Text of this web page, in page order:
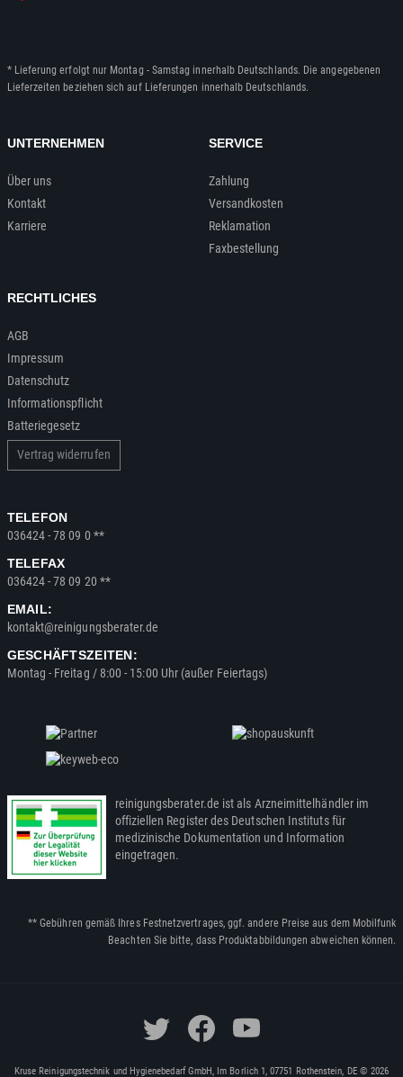
* Lieferung erfolgt nur Montag - Samstag innerhalb Deutschlands. Die angegebenen
Lieferzeiten beziehen sich auf Lieferungen innerhalb Deutschlands.
UNTERNEHMEN
Über uns
Kontakt
Karriere
SERVICE
Zahlung
Versandkosten
Reklamation
Faxbestellung
RECHTLICHES
AGB
Impressum
Datenschutz
Informationspflicht
Batteriegesetz
Vertrag widerrufen
TELEFON
036424 - 78 09 0 **
TELEFAX
036424 - 78 09 20 **
EMAIL:
kontakt@reinigungsberater.de
GESCHÄFTSZEITEN:
Montag - Freitag / 8:00 - 15:00 Uhr (außer Feiertags)
reinigungsberater.de ist als Arzneimittelhändler im
offiziellen Register des Deutschen Instituts für
medizinische Dokumentation und Information
eingetragen.
** Gebühren gemäß Ihres Festnetzvertrages, ggf. andere Preise aus dem Mobilfunk
Beachten Sie bitte, dass Produktabbildungen abweichen können.
Kruse Reinigungstechnik und Hygienebedarf GmbH, Im Borlich 1, 07751 Rothenstein, DE © 2026